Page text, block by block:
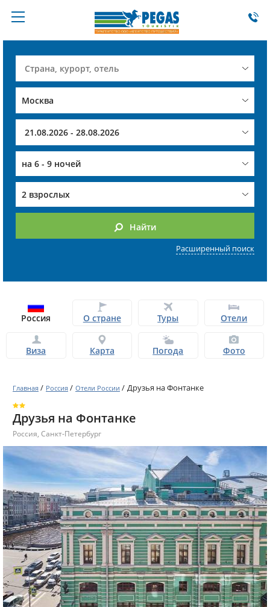
на 6 - 9 ночей
2 взрослых
Найти
Расширенный поиск
Россия О стране Туры Отели
Виза Карта Погода Фото
Главная / Россия / Отели России / Друзья на Фонтанке
Друзья на Фонтанке
Россия, Санкт-Петербург